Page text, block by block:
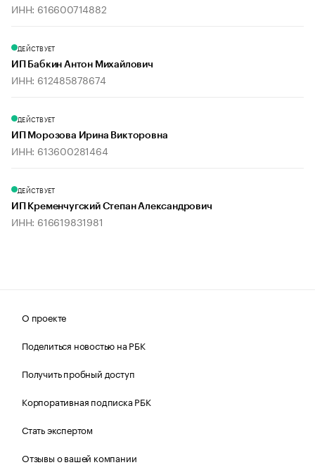
ИНН: 616600714882
ДЕЙСТВУЕТ
ИП Бабкин Антон Михайлович
ИНН: 612485878674
ДЕЙСТВУЕТ
ИП Морозова Ирина Викторовна
ИНН: 613600281464
ДЕЙСТВУЕТ
ИП Кременчугский Степан Александрович
ИНН: 616619831981
О проекте
Поделиться новостью на РБК
Получить пробный доступ
Корпоративная подписка РБК
Стать экспертом
Отзывы о вашей компании